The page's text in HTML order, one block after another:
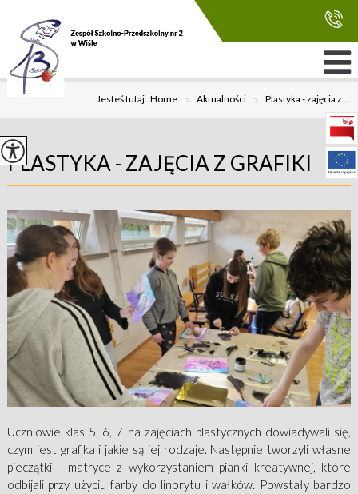
Jesteś tutaj:Home > Aktualności > Plastyka - zajęcia z ...
PLASTYKA - ZAJĘCIA Z GRAFIKI
Uczniowie klas 5, 6, 7 na zajęciach plastycznych dowiadywali się,
czym jest grafika i jakie są jej rodzaje. Następnie tworzyli własne
pieczątki - matryce z wykorzystaniem pianki kreatywnej, które
odbijali przy użyciu farby do linorytu i wałków. Powstały bardzo